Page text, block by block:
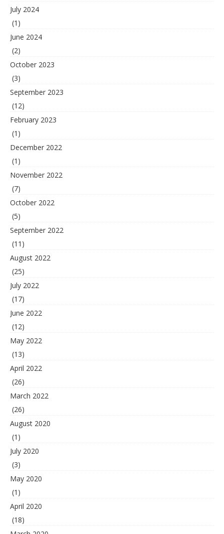
July 2024
(1)
June 2024
(2)
October 2023
(3)
September 2023
(12)
February 2023
(1)
December 2022
(1)
November 2022
(7)
October 2022
(5)
September 2022
(11)
August 2022
(25)
July 2022
(17)
June 2022
(12)
May 2022
(13)
April 2022
(26)
March 2022
(26)
August 2020
(1)
July 2020
(3)
May 2020
(1)
April 2020
(18)